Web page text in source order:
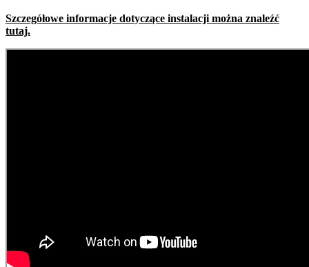
Szczegółowe informacje dotyczące instalacji można znaleźć
tutaj.